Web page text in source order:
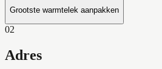
Grootste warmtelek aanpakken
02
Adres